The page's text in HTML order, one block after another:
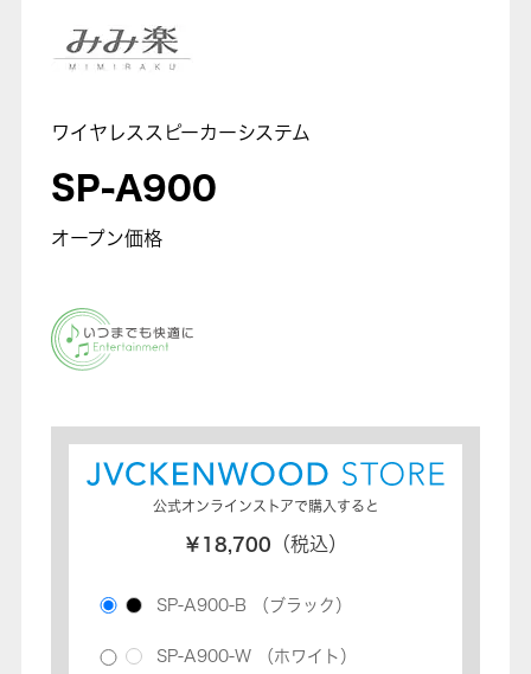
ワイヤレススピーカーシステム
SP-A900
オープン価格
公式オンラインストアで購入すると
￥18,700 （税込）
SP-A900-B （ブラック）
SP-A900-W （ホワイト）